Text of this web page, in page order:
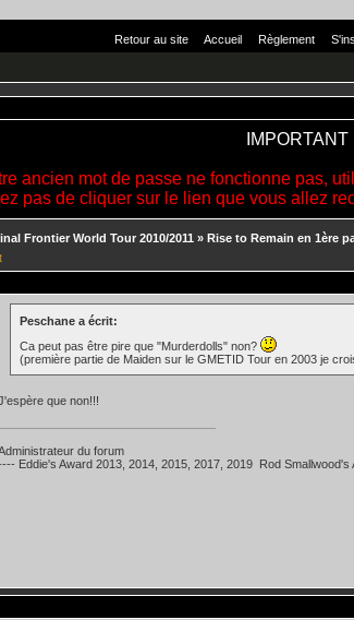
Retour au site Accueil Règlement
IMPORTANT
ancien mot de passe ne fonctionne pas,
pas de cliquer sur le lien que vous allez
Frontier World Tour 2010/2011 » Rise to Remain en 1ère
Peschane a écrit:
Ca peut pas être pire que "Murderdolls" non?
(première partie de Maiden sur le GMETID Tour en 2003 je
que non!!!
du forum
Eddie's Award 2013, 2014, 2015, 2017, 2019 Rod Smallwood's